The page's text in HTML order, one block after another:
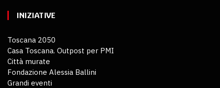
INIZIATIVE
Toscana 2050
Casa Toscana. Outpost per PMI
Città murate
Fondazione Alessia Ballini
Grandi eventi